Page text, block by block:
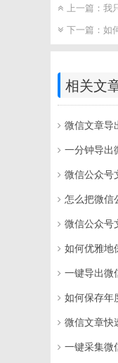
上一篇： 我
下一篇： 如
相关文
微信文章导
一分钟导出
微信公众号
怎么把微信
微信公众号
如何优雅地
一键导出微
如何保存年
微信文章快
一键采集微